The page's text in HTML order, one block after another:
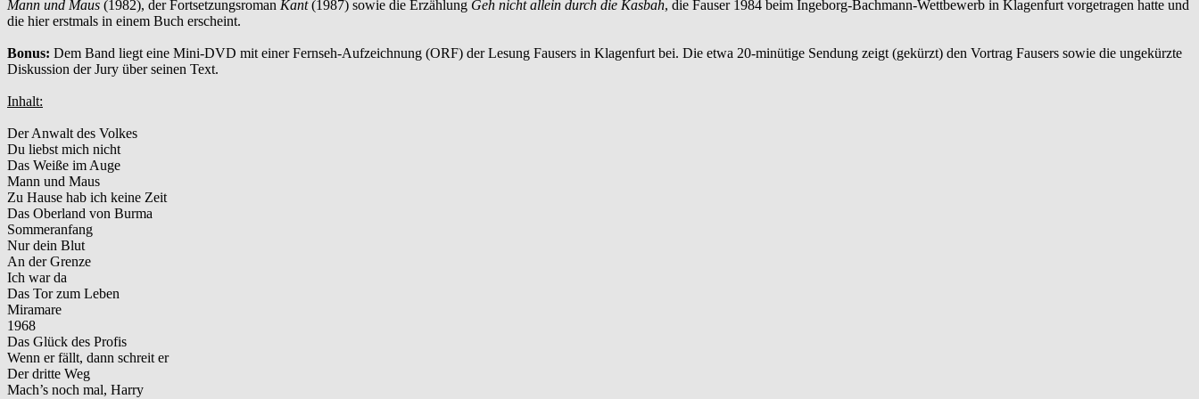
Mann und Maus (1982), der Fortsetzungsroman Kant(1987) sowie die Erzählung Geh nicht allein durch die Kasbah, die Fauser 1984 beim Ingeborg-Bachmann-Wettbewerb in Klagenfurt vorgetragen hatte und
die hier erstmals in einem Buch erscheint.
Bonus: Dem Band liegt eine Mini-DVD mit einer Fernseh-Aufzeichnung (ORF) der Lesung Fausers in Klagenfurt bei. Die etwa 20-minütige Sendung zeigt (gekürzt) den Vortrag Fausers sowie die ungekürzte
Diskussion der Jury über seinen Text.
Inhalt:
Der Anwalt des Volkes
Du liebst mich nicht
Das Weiße im Auge
Mann und Maus
Zu Hause hab ich keine Zeit
Das Oberland von Burma
Sommeranfang
Nur dein Blut
An der Grenze
Ich war da
Das Tor zum Leben
Miramare
1968
Das Glück des Profis
Wenn er fällt, dann schreit er
Der dritte Weg
Mach’s noch mal, Harry